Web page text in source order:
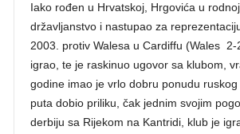
Iako rođen u Hrvatskoj, Hrgovića u
državljanstvo i nastupao za
2003. protiv Walesa u Cardiffu (Wales
igrao, te je raskinuo ugovor sa klubom,
godine imao je vrlo dobru ponudu
puta dobio priliku, čak jednim svojim
derbiju sa Rijekom na Kantridi, klub je